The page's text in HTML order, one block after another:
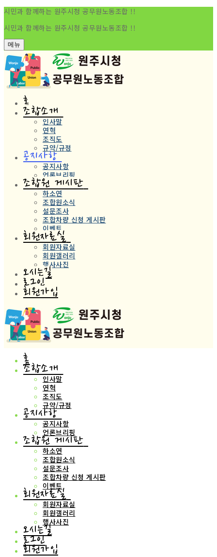
시민과 함께하는 원주시청 공무원노동조합 !!
시민과 함께하는 원주시청 공무원노동조합 !!
메뉴
홈
조합소개
인사말
연혁
조직도
규약/규정
공지사항
공지사항
언론브리핑
조합원 게시판
하소연
조합원소식
설문조사
조합차량 신청 게시판
이벤트
회원자료실
회원자료실
회원갤러리
행사사진
오시는길
로그인
회원가입
홈
조합소개
인사말
연혁
조직도
규약/규정
공지사항
공지사항
언론브리핑
조합원 게시판
하소연
조합원소식
설문조사
조합차량 신청 게시판
이벤트
회원자료실
회원자료실
회원갤러리
행사사진
오시는길
로그인
회원가입